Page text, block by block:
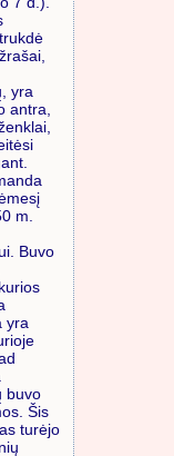
yra
antra,
m.
Buvo
yra
buvo
Šis
turėjo